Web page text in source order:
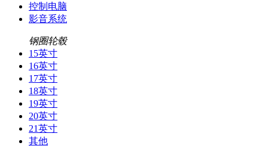
控制电脑
影音系统
钢圈轮毂
15英寸
16英寸
17英寸
18英寸
19英寸
20英寸
21英寸
其他